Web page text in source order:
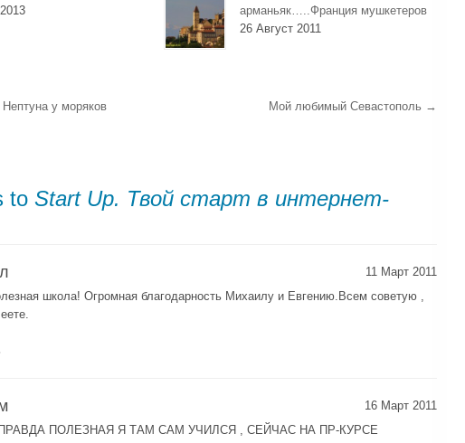
арманьяк…..Франция мушкетеров
26 Август 2011
у моряков Мой любимый Севастополь →
to Start Up. Твой старт в интернет-
11 Март 2011
школа! Огромная благодарность Михаилу и Евгению.Всем советую ,
16 Март 2011
ПОЛЕЗНАЯ Я ТАМ САМ УЧИЛСЯ , СЕЙЧАС НА ПР-КУРСЕ